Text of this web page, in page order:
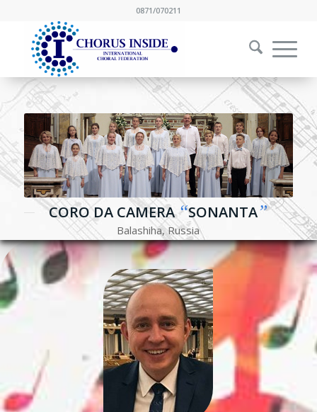
0871/070211
CORO DA CAMERA“SONANTA”
Balashiha, Russia